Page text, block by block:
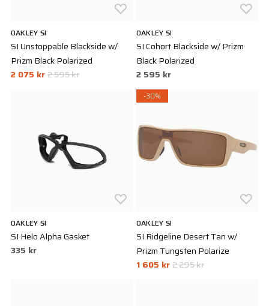
OAKLEY SI
SI Unstoppable Blackside w/
Prizm Black Polarized
2 075 kr2 595 kr
OAKLEY SI
SI Cohort Blackside w/ Prizm
Black Polarized
2 595 kr
OAKLEY SI
SI Helo Alpha Gasket
335 kr
-30%
OAKLEY SI
SI Ridgeline Desert Tan w/
Prizm Tungsten Polarize
1 605 kr2 295 kr